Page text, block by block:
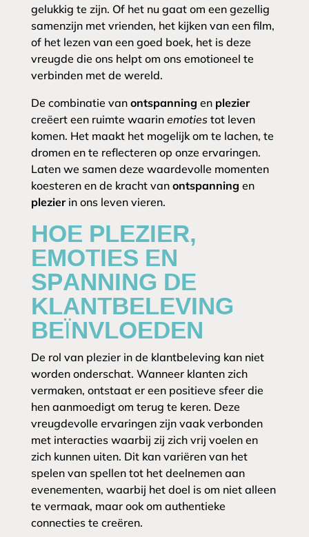
gelukkig te zijn. Of het nu gaat om een gezellig
samenzijn met vrienden, het kijken van een film,
of het lezen van een goed boek, het is deze
vreugde die ons helpt om ons emotioneel te
verbinden met de wereld.
De combinatie van ontspanning en plezier
creëert een ruimte waarin emotiestot leven
komen. Het maakt het mogelijk om te lachen, te
dromen en te reflecteren op onze ervaringen.
Laten we samen deze waardevolle momenten
koesteren en de kracht van ontspanning en
plezierin ons leven vieren.
HOE PLEZIER,
EMOTIES EN
SPANNING DE
KLANTBELEVING
BEÏNVLOEDEN
De rol van plezier in de klantbeleving kan niet
worden onderschat. Wanneer klanten zich
vermaken, ontstaat er een positieve sfeer die
hen aanmoedigt om terug te keren. Deze
vreugdevolle ervaringen zijn vaak verbonden
met interacties waarbij zij zich vrij voelen en
zich kunnen uiten. Dit kan variëren van het
spelen van spellen tot het deelnemen aan
evenementen, waarbij het doel is om niet alleen
te vermaak, maar ook om authentieke
connecties te creëren.